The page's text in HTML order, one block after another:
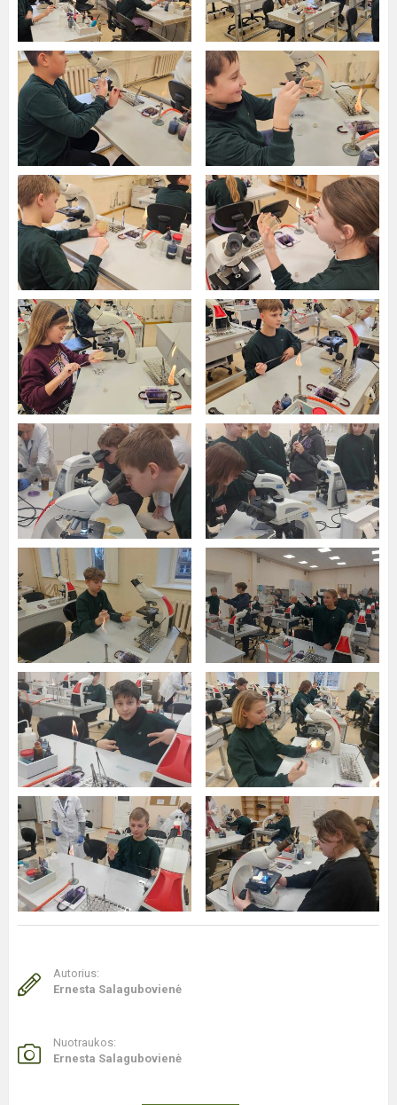
Autorius:
Ernesta Salagubovienė
Nuotraukos:
Ernesta Salagubovienė